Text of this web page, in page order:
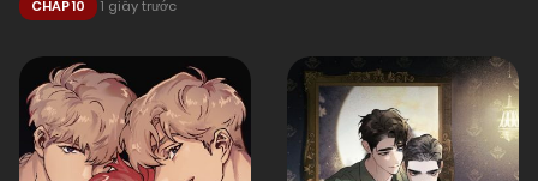
CHAP 10 1 giây trước